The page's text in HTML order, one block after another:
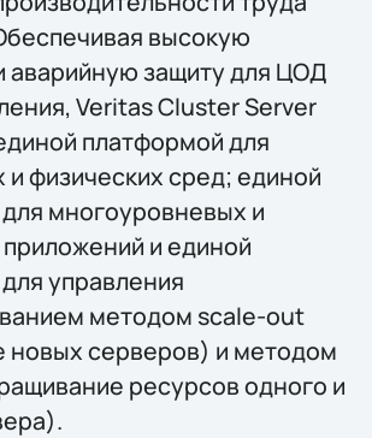
высокую
аварийную защиту для ЦОД
Veritas Cluster Server
платформой для
и физических сред; единой
многоуровневых и
и единой
управления
методом scale-out
новых серверов) и методом
ресурсов одного и